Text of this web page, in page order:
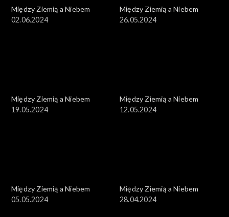
Między Ziemią a Niebem
02.06.2024
Między Ziemią a Niebem
26.05.2024
Między Ziemią a Niebem
19.05.2024
Między Ziemią a Niebem
12.05.2024
Między Ziemią a Niebem
05.05.2024
Między Ziemią a Niebem
28.04.2024